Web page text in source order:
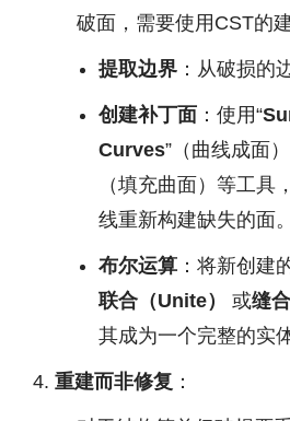
破面，需要使用CST的
提取边界 ：从破损的
创建补丁面 ：使用“
Curves”（曲线成面
（填充曲面）等工具
线重新构建缺失的面。
布尔运算 ：将新创建
联合（Unite）
或缝
其成为一个完整的实体
重建而非修复 ：